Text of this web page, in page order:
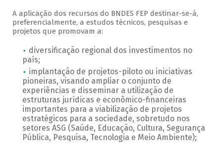
A aplicação dos recursos do BNDES FEP destinar-se-á,
preferencialmente, a estudos técnicos, pesquisas e
projetos que promovam a:
diversificação regional dos investimentos no
país;
implantação de projetos-piloto ou iniciativas
pioneiras, visando ampliar o conjunto de
experiências e disseminar a utilização de
estruturas jurídicas e econômico-financeiras
importantes para a viabilização de projetos
estratégicos para a sociedade, sobretudo nos
setores ASG (Saúde, Educação, Cultura, Segurança
Pública, Pesquisa, Tecnologia e Meio Ambiente);